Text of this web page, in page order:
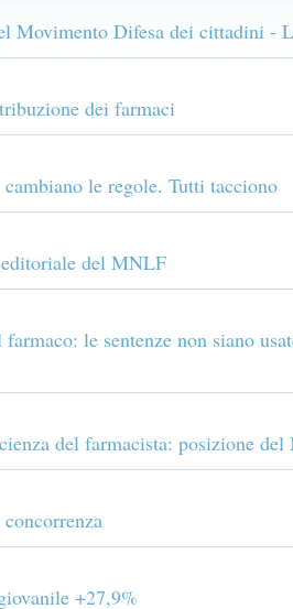
Movimento Difesa dei cittadini -
dei farmaci
le regole. Tutti tacciono
del MNLF
le sentenze non siano
del farmacista: posizione
+27,9%